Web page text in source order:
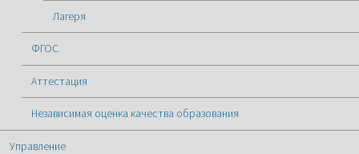
Лагеря
ФГОС
Аттестация
Независимая оценка качества образования
Управление